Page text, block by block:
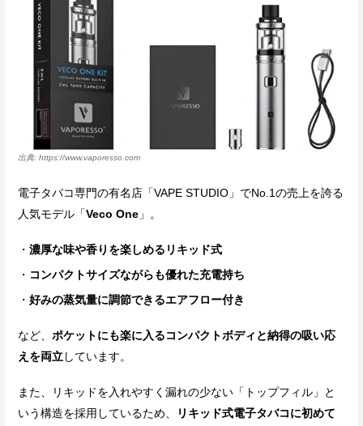
https://www.vaporesso.com
電子タバコ専門の有名店「VAPE STUDIO」でNo.1の売上を誇る
人気モデル「Veco One 」。
濃厚な味や香りを楽しめるリキッド式
コンパクトサイズながらも優れた充電持ち
好みの蒸気量に調節できるエアフロー付き
など、 ポケットにも楽に入るコンパクトボディと納得の吸い応
えを両立しています。
また、リキッドを入れやすく漏れの少ない「トップフィル」と
いう構造を採用しているため、
リキッド式電子タバコに初めて